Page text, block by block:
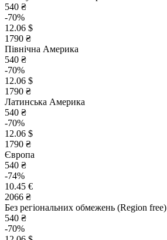
540 ₴
-70%
12.06 $
1790 ₴
Північна Америка
540 ₴
-70%
12.06 $
1790 ₴
Латинська Америка
540 ₴
-70%
12.06 $
1790 ₴
Європа
540 ₴
-74%
10.45 €
2066 ₴
Без регіональних обмежень (Region free)
540 ₴
-70%